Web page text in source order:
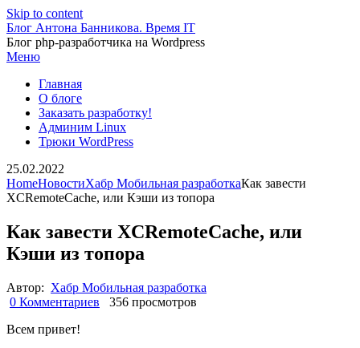
Skip to content
Блог Антона Банникова. Время IT
Блог php-разработчика на Wordpress
Меню
Главная
О блоге
Заказать разработку!
Админим Linux
Трюки WordPress
25.02.2022
HomeНовостиХабр Мобильная разработкаКак завести
XCRemoteCache, или Кэши из топора
Как завести XCRemoteCache, или
Кэши из топора
Автор: Хабр Мобильная разработка
0 Комментариев
356 просмотров
Всем привет!